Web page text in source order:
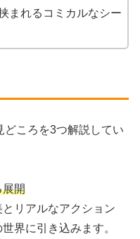
まれるコミカルなシー
ころを3つ解説してい
展開
リアルなアクション
界に引き込みます。